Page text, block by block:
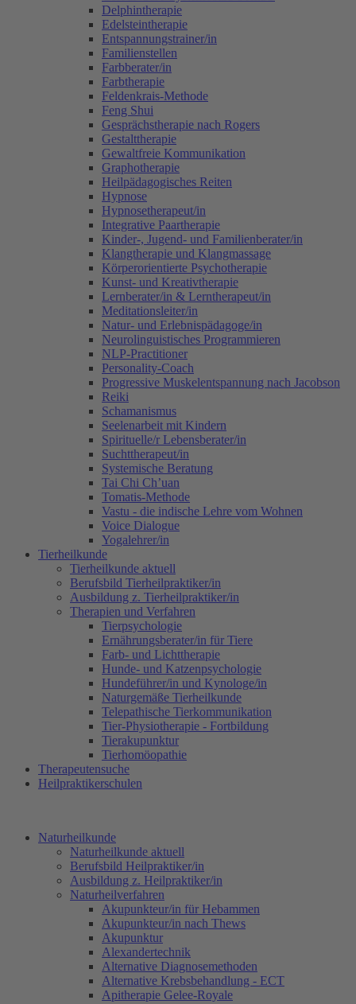
Delphintherapie
Edelsteintherapie
Entspannungstrainer/in
Familienstellen
Farbberater/in
Farbtherapie
Feldenkrais-Methode
Feng Shui
Gesprächstherapie nach Rogers
Gestalttherapie
Gewaltfreie Kommunikation
Graphotherapie
Heilpädagogisches Reiten
Hypnose
Hypnosetherapeut/in
Integrative Paartherapie
Kinder-, Jugend- und Familienberater/in
Klangtherapie und Klangmassage
Körperorientierte Psychotherapie
Kunst- und Kreativtherapie
Lernberater/in & Lerntherapeut/in
Meditationsleiter/in
Natur- und Erlebnispädagoge/in
Neurolinguistisches Programmieren
NLP-Practitioner
Personality-Coach
Progressive Muskelentspannung nach Jacobson
Reiki
Schamanismus
Seelenarbeit mit Kindern
Spirituelle/r Lebensberater/in
Suchttherapeut/in
Systemische Beratung
Tai Chi Ch’uan
Tomatis-Methode
Vastu - die indische Lehre vom Wohnen
Voice Dialogue
Yogalehrer/in
Tierheilkunde
Tierheilkunde aktuell
Berufsbild Tierheilpraktiker/in
Ausbildung z. Tierheilpraktiker/in
Therapien und Verfahren
Tierpsychologie
Ernährungsberater/in für Tiere
Farb- und Lichttherapie
Hunde- und Katzenpsychologie
Hundeführer/in und Kynologe/in
Naturgemäße Tierheilkunde
Telepathische Tierkommunikation
Tier-Physiotherapie - Fortbildung
Tierakupunktur
Tierhomöopathie
Therapeutensuche
Heilpraktikerschulen
Naturheilkunde
Naturheilkunde aktuell
Berufsbild Heilpraktiker/in
Ausbildung z. Heilpraktiker/in
Naturheilverfahren
Akupunkteur/in für Hebammen
Akupunkteur/in nach Thews
Akupunktur
Alexandertechnik
Alternative Diagnosemethoden
Alternative Krebsbehandlung - ECT
Apitherapie Gelee-Royale